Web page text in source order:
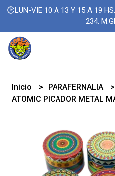
🕑LUN-VIE 10 A 13 Y 15 A 19
234.
Inicio PARAFERNALIA
ATOMIC PICADOR METAL